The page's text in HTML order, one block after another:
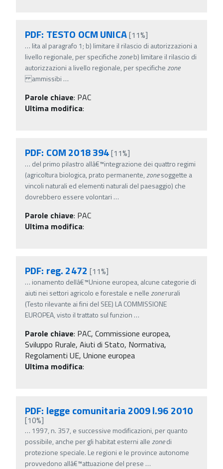
PDF: TESTO OCM UNICA[11%]
… lita al paragrafo 1; b) limitare il rilascio di autorizzazioni a
livello regionale, per specifichezoneb) limitare il rilascio di
autorizzazioni a livello regionale, per specifichezone
ammissibi …
Parole chiave: PAC
Ultima modifica:
PDF: COM 2018 394[11%]
… del primo pilastro allâ€™integrazione dei quattro regimi
(agricoltura biologica, prato permanente,zonesoggette a
vincoli naturali ed elementi naturali del paesaggio) che
dovrebbero essere volontari …
Parole chiave: PAC
Ultima modifica:
PDF: reg. 2472 [11%]
… ionamento dellâ€™Unione europea, alcune categorie di
aiuti nei settori agricolo e forestale e nellezonerurali
(Testo rilevante ai fini del SEE) LA COMMISSIONE
EUROPEA, visto il trattato sul funzion …
Parole chiave: PAC, Commissione europea,
Sviluppo Rurale, Aiuti di Stato, Normativa,
Regolamenti UE, Unione europea
Ultima modifica:
PDF: legge comunitaria 2009 l.96 2010
[10%]
… 1997, n. 357, e successive modificazioni, per quanto
possibile, anche per gli habitat esterni allezonedi
protezione speciale. Le regioni e le province autonome
provvedono allâ€™attuazione del prese …